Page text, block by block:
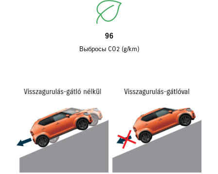
96
Выбросы CO2 (g/km)